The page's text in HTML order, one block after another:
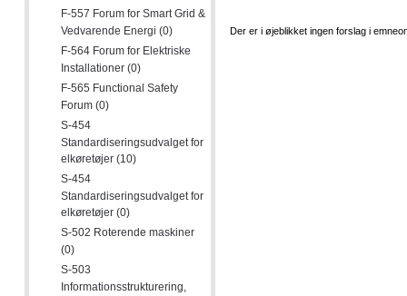
F-557 Forum for Smart Grid &
Vedvarende Energi (0)
F-564 Forum for Elektriske
Installationer (0)
F-565 Functional Safety
Forum (0)
S-454
Standardiseringsudvalget for
elkøretøjer (10)
S-454
Standardiseringsudvalget for
elkøretøjer (0)
S-502 Roterende maskiner
(0)
S-503
Informationsstrukturering,
Der er i øjeblikket ingen forslag i